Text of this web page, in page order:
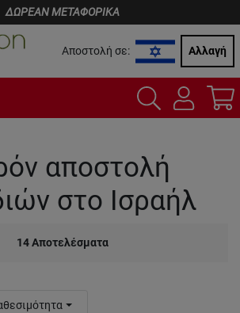
ΔΩΡΕΑΝ ΜΕΤΑΦΟΡΙΚΑ
Αποστολή σε: Αλλαγή
αποστολή
στο Ισραήλ
14Αποτελέσματα